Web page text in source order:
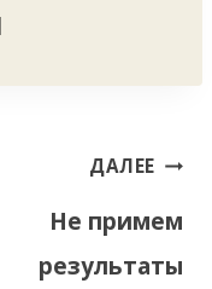
ДАЛЕЕ
Не примем
результаты